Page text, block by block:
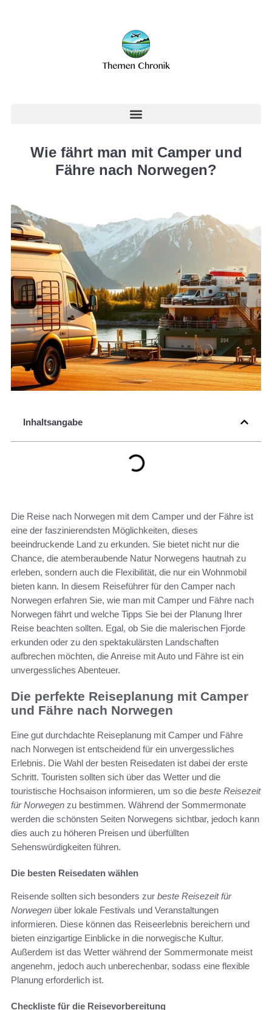
Wie fährt man mit Camper und
Fähre nach Norwegen?
Inhaltsangabe
Die Reise nach Norwegen mit dem Camper und der Fähre ist
eine der faszinierendsten Möglichkeiten, dieses
beeindruckende Land zu erkunden. Sie bietet nicht nur die
Chance, die atemberaubende Natur Norwegens hautnah zu
erleben, sondern auch die Flexibilität, die nur ein Wohnmobil
bieten kann. In diesem Reiseführer für den Camper nach
Norwegen erfahren Sie, wie man mit Camper und Fähre nach
Norwegen fährt und welche Tipps Sie bei der Planung Ihrer
Reise beachten sollten. Egal, ob Sie die malerischen Fjorde
erkunden oder zu den spektakulärsten Landschaften
aufbrechen möchten, die Anreise mit Auto und Fähre ist ein
unvergessliches Abenteuer.
Die perfekte Reiseplanung mit Camper
und Fähre nach Norwegen
Eine gut durchdachte Reiseplanung mit Camper und Fähre
nach Norwegen ist entscheidend für ein unvergessliches
Erlebnis. Die Wahl der besten Reisedaten ist dabei der erste
Schritt. Touristen sollten sich über das Wetter und die
touristische Hochsaison informieren, um so die beste Reisezeit
für Norwegen zu bestimmen. Während der Sommermonate
werden die schönsten Seiten Norwegens sichtbar, jedoch kann
dies auch zu höheren Preisen und überfüllten
Sehenswürdigkeiten führen.
Die besten Reisedaten wählen
Reisende sollten sich besonders zur beste Reisezeit für
Norwegen über lokale Festivals und Veranstaltungen
informieren. Diese können das Reiseerlebnis bereichern und
bieten einzigartige Einblicke in die norwegische Kultur.
Außerdem ist das Wetter während der Sommermonate meist
angenehm, jedoch auch unberechenbar, sodass eine flexible
Planung erforderlich ist.
Checkliste für die Reisevorbereitung